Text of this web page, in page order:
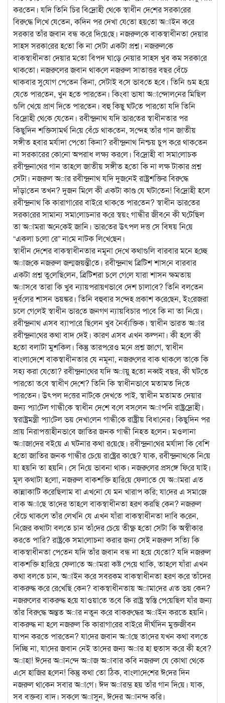
কর‌তেন। য‌দি তি‌নি চির বি‌দ্রোহী থে‌কে স্বাধীন দে‌শের সরকা‌রের
বিরু‌দ্ধে লি‌খে যে‌তেন, ক‌দিন পর দেখা যে‌তো হয়‌তো অাইন ক‌রে
সরকার তাঁর জবান বন্ধ ক‌রে দি‌য়ে‌ছে। নজরুল‌কে বাকস্বাধীনতা দেয়ার
সাহস সরকা‌রের হ‌তো ‌কি না সেটা একটা প্রশ্ন। নজরুল‌কে
বাকস্বাধীনতা দেয়ার ম‌তো‌ বিপদ ঘা‌ড়ে নেয়ার সাহস খুব কম সরকা‌রে
থাক‌তো। নজরুলের জবান থাক‌লে নজরুল সাতাত্তর বছর বেঁচে
থাকবার সু‌যোগ পে‌তেন কিনা, সেটাই ব‌সে ভাব‌তে হ‌বে। তি‌নি গুম হ‌য়ে
যে‌তে পার‌তেন, খুন হ‌তে পার‌তেন। কিংবা ভাষা অা‌ন্দোল‌নের মি‌ছিল
গুলি খে‌য়ে প্রাণ দি‌তে পার‌তেন। বহু কিছু ঘট‌তে পার‌তো য‌দি তি‌নি
বি‌দ্রোহী থে‌কে যে‌তেন। রবীন্দ্রনাথ য‌দি ভার‌তের স্বাধীনতার পর
কিছু‌দিন শ‌ক্তিসামর্থ নি‌য়ে বেঁ‌চে থাক‌তেন, স‌ন্দেহ তাঁর গান জাতীয়
সঙ্গীত হবার মর্যাদা পে‌তো কিনা? রবীন্দ্রনাথ নিশ্চয় চুপ ক‌রে থাক‌তেন
না সরকারের কো‌নো অপরাধ লক্ষ্য কর‌লে। বি‌দ্রোহী বা সমা‌লোচক
রবীন্দ্রনা‌থের গান তাহ‌লে জাতীয় সঙ্গীত হ‌তো কি না লক্ষ টাকার প্রশ্ন
সেটা। নজরুল অার রবীন্দ্রনাথ য‌দি দুজ‌নেই রাষ্ট্রশ‌ক্তির বিরু‌দ্ধে
দাঁড়া‌তেন তখন? দুজন মি‌লে কী একটা কাণ্ড ‌যে ঘটা‌তেন! বি‌দ্রোহী হলে
রবীন্দ্রনাথ কি কারাগা‌রের বাই‌রে থাক‌তে পার‌তেন? স্বাধীন ভার‌তের
সরকা‌রের সামান্য সমা‌লোচনার ক‌রে স্বয়ং গান্ধীর‌ জীব‌নে কী ঘ‌টে‌ছিল
তা অামরা অ‌নে‌কেই জা‌নি। ভার‌তের উৎপল দত্ত সে বিষয় নি‌য়ে
“একলা চ‌লো রে” না‌মে নাটক লি‌খে‌ছেন।
স্বাধীন দে‌শের বাকস্বাধীনতার নমূনা দে‌খে কথাগুলি বারবার ‌মনে হ‌চ্ছে
অাজ‌কে নজরুল জন্মজয়ন্তী‌তে। রবীন্দ্রনাথ ব্রি‌টিশ শাস‌নে বারবার
একটা প্রশ্ন তু‌লে‌ছি‌লেন, ব্রি‌টিশরা চ‌লে গে‌লে যারা শাসন ক্ষমতায়
অাস‌বে তারা কি খুব ন্যায়পরায়ণভা‌বে দেশ চালা‌বে? তি‌নি বল‌তেন
দুর্ব‌লের শাসন ভয়ঙ্কর। তি‌নি বহুবার স‌ন্দেহ প্রকাশ ক‌রে‌ছেন, ইং‌রেজরা‌
চলে গে‌লেই স্বাধীন ভার‌তে জনগণ ন্যায়‌বিচার পা‌বে কি না তা নি‌য়ে।
রবীন্দ্রনাথ এসব ব্যাপা‌রে ছি‌লেন খুব নৈর্ব্য‌ক্তিক। স্বাধীন ভারত অার
রবীন্দ্রনা‌থের কথা বাদ দেই। কারণ এসব এখন কল্পনা। কী হ‌লে কী
হ‌তো বলাটা মুশ‌কিল। কিন্তু তারপ‌রেও ম‌নে প্রশ্ন জা‌গে, স্বাধীন
বাংলা‌দে‌শে বাকস্বাধীনতার যে নমূনা, নজরু‌লের বাক থাক‌লে তা‌কে কি
সহ্য করা যে‌তো? রবীন্দ্রনা‌থের য‌দি অায়ু হ‌তো নব্বই বছর, কী ঘট‌তে
পার‌তো ত‌বে স্বাধীণ দে‌শে? তি‌নি কি স্বাধীনভা‌বে মতামত দি‌তে
পার‌তেন। উৎপল দ‌ত্তের নাট‌কে দেখ‌তে পাই, স্বাধীন মতামত দেয়ার
জন্য প্যা‌টেল গান্ধী‌কে স্বাধীন দে‌শে ব‌লে বস‌লেন অাপ‌নি রাষ্ট্র‌দ্রোহী।
স্বরাষ্ট্রমন্ত্রী প্যা‌টেল ভয় দেখা‌লেন গান্ধী‌কে রাষ্ট্রীয় বিধা‌নের। কিছু‌দিন পর
প্রায় নিরাপত্তাহীনভা‌বে জা‌তির জনক গান্ধী নিহত হ‌লেন। মওলানা
অাজা‌দের বই‌য়ে এ ঘটনার কথা র‌য়ে‌ছে। রবীন্দ্রনা‌থের মর্যাদা কি বে‌শি
হ‌তো জা‌তির জনক গান্ধীর চে‌য়ে রা‌ষ্ট্রের কা‌ছে? যাক, রবীন্দ্রনাথ‌কে নি‌য়ে
যা হয়‌নি তা হয়‌নি। সে নি‌য়ে ভাবনা থাক। নজরু‌লের প্রস‌ঙ্গে‌ ফি‌রে যাই।
মূল কথাটা হ‌লো, নজরু‌ল বাকশ‌ক্তি হা‌রি‌য়ে ফেলা‌তে যে অামরা এত
কান্নাকা‌টি ক‌রে‌ছিলাম বা এখ‌নো যে মন খারাপ ক‌রি; যা‌দের এ সমা‌জে
বাক অা‌ছে তা‌দের তাহ‌লে বাকস্বাধীনতা হরণ কর‌ছি কেন? নজরুল
বেঁচে থাক‌লে তাঁর লেখ‌নি যে এখন যাঁরা বাকস্বাধীনতা দা‌বি ক‌রেন,
নি‌জের কথাটা বল‌তে চান তাঁ‌দের চে‌য়ে তীক্ষ্ণ হ‌তো সেটা কি অস্বীকার
কর‌তে পা‌রি? রাষ্ট্র‌কে সমা‌লোচনা করার জন্য সেই নজরুল সত্যি কি
বাকস্বাধীনতা পে‌তেন য‌দি তাঁর জবান বন্ধ না হ‌য়ে যে‌তো? য‌দি নজরুল
বাকশ‌ক্তি হা‌রি‌য়ে ফেলা‌তে অামরা কষ্ট পে‌য়ে ‌থা‌কি, তাহ‌লে যাঁরা এখন
কথা বল‌তে চান, অাইন ক‌রে সবরকম বাকস্বাধীনতা হরণ ক‌রে তাঁদের
বাকরুদ্ধ ক‌রে রে‌খে‌ছি কেন? বাকস্বাধীনতায় অামা‌দের এত ভয় কেন?
নজরুলের বাকরুদ্ধ হ‌য়ে যাওয়া‌তে ত‌বে কি রাষ্ট্র স্ব‌স্তি পে‌য়ে‌ছিল যাঁর জন্য
তাঁর বিরু‌দ্ধে অন্তত অার নতুন ক‌রে বাকরু‌দ্ধের অাইন ক‌রতে হয়‌নি।
বাকরুদ্ধ না হ‌লে নজরুল কি কারাগা‌রের বাই‌রে দীর্ঘ‌দিন মুক্তজীবন
যাপন কর‌তে পার‌তেন? যা‌দের জবান অা‌ছে তা‌দের যখন কথা বল‌তে
দি‌চ্ছি না, যা‌দের জবান নেই তা‌দের জন্য অার হা হুতাস ক‌রে কী হ‌বে?
অাহা! ঈ‌দের অান‌ন্দে অাজ অাবার ক‌বি নজরুল যে কোথা থে‌কে
এ‌সে হা‌জির হ‌লেন! কিন্তু কথা তো ঠিক, বাংলা‌দে‌শের ঈ‌দের দিন
নজরুল থা‌কেন সবার অা‌গে। ঈদ অারম্ভ হয় তাঁর গান দি‌য়ে। যাক,
সব বক্তব্য বাদ। সক‌লে অাসুন, ঈ‌দের অানন্দ ক‌রি।